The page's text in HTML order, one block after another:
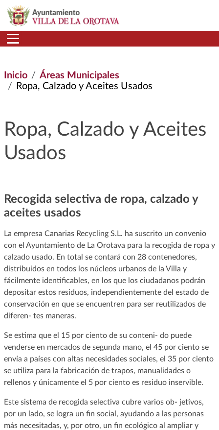
Pasar al contenido principal
Inicio
Áreas Municipales
Ropa, Calzado y Aceites Usados
Ropa, Calzado y Aceites
Usados
Recogida selectiva de ropa, calzado y
aceites usados
La empresa Canarias Recycling S.L. ha suscrito un convenio
con el Ayuntamiento de La Orotava para la recogida de ropa y
calzado usado. En total se contará con 28 contenedores,
distribuidos en todos los núcleos urbanos de la Villa y
fácilmente identificables, en los que los ciudadanos podrán
depositar estos residuos, independientemente del estado de
conservación en que se encuentren para ser reutilizados de
diferen- tes maneras.
Se estima que el 15 por ciento de su conteni- do puede
venderse en mercados de segunda mano, el 45 por ciento se
envía a países con altas necesidades sociales, el 35 por ciento
se utiliza para la fabricación de trapos, manualidades o
rellenos y únicamente el 5 por ciento es residuo inservible.
Este sistema de recogida selectiva cubre varios ob- jetivos,
por un lado, se logra un fin social, ayudando a las personas
más necesitadas, y, por otro, un fin ecológico al ampliar y